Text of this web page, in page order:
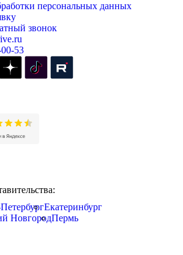
персональных данных
звонок
53
Екатеринбург
НовгородПермь